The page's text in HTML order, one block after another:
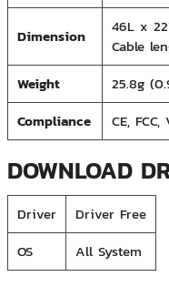
Dimension
46L x
Cable
Weight
25.8g
Compliance
CE, FCC,
DOWNLOAD
Driver
Driver Free
OS
All System